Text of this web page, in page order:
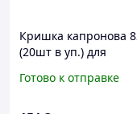
Кришка капронова
(20шт в уп.) для
Готово к отправке